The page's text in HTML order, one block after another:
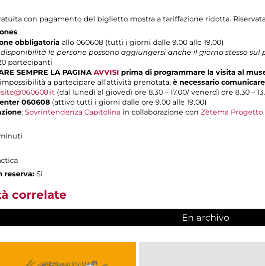
con pagamento del biglietto mostra a tariffazione ridotta.
obbligatoria allo 060608 (tutti i giorni dalle 9.00 alle 19.00)
le persone possono aggiungersi anche il giorno stesso sul
partecipanti
SEMPRE LA PAGINA AVVISI prima di programmare la visita al
a partecipare all’attività prenotata, è necessario
(dal lunedì al giovedì ore 8.30 – 17.00/ venerdì ore 8.30 –
060608 (attivo tutti i giorni dalle ore 9.00 alle 19.00)
: Sovrintendenza Capitolina in collaborazione con Zètema Progetto
reserva: Sì
correlate
En archivo